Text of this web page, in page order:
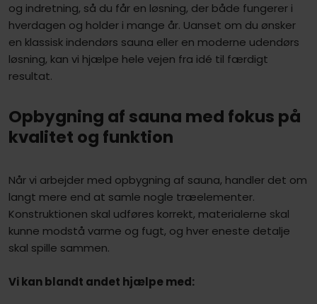
og indretning, så du får en løsning, der både fungerer i
hverdagen og holder i mange år. Uanset om du ønsker
en klassisk indendørs sauna eller en moderne udendørs
løsning, kan vi hjælpe hele vejen fra idé til færdigt
resultat.​
Opbygning af sauna med fokus på
kvalitet og funktion
Når vi arbejder med opbygning af sauna, handler det om
langt mere end at samle nogle træelementer.
Konstruktionen skal udføres korrekt, materialerne skal
kunne modstå varme og fugt, og hver eneste detalje
skal spille sammen.
Vi kan blandt andet hjælpe med: